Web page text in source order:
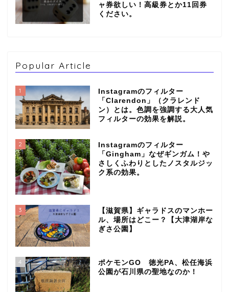
ャ券欲しい！高級券とか11回券
ください。
Popular Article
1
Instagramのフィルター
「Clarendon」（クラレンド
ン）とは。色調を強調する大人気
フィルターの効果を解説。
2
Instagramのフィルター
「Gingham」なぜギンガム！や
さしくふわりとしたノスタルジッ
ク系の効果。
3
【滋賀県】ギャラドスのマンホー
ル、場所はどこー？【大津湖岸な
ぎさ公園】
4
ポケモンGO 徳光PA、松任海浜
公園が石川県の聖地なのか！